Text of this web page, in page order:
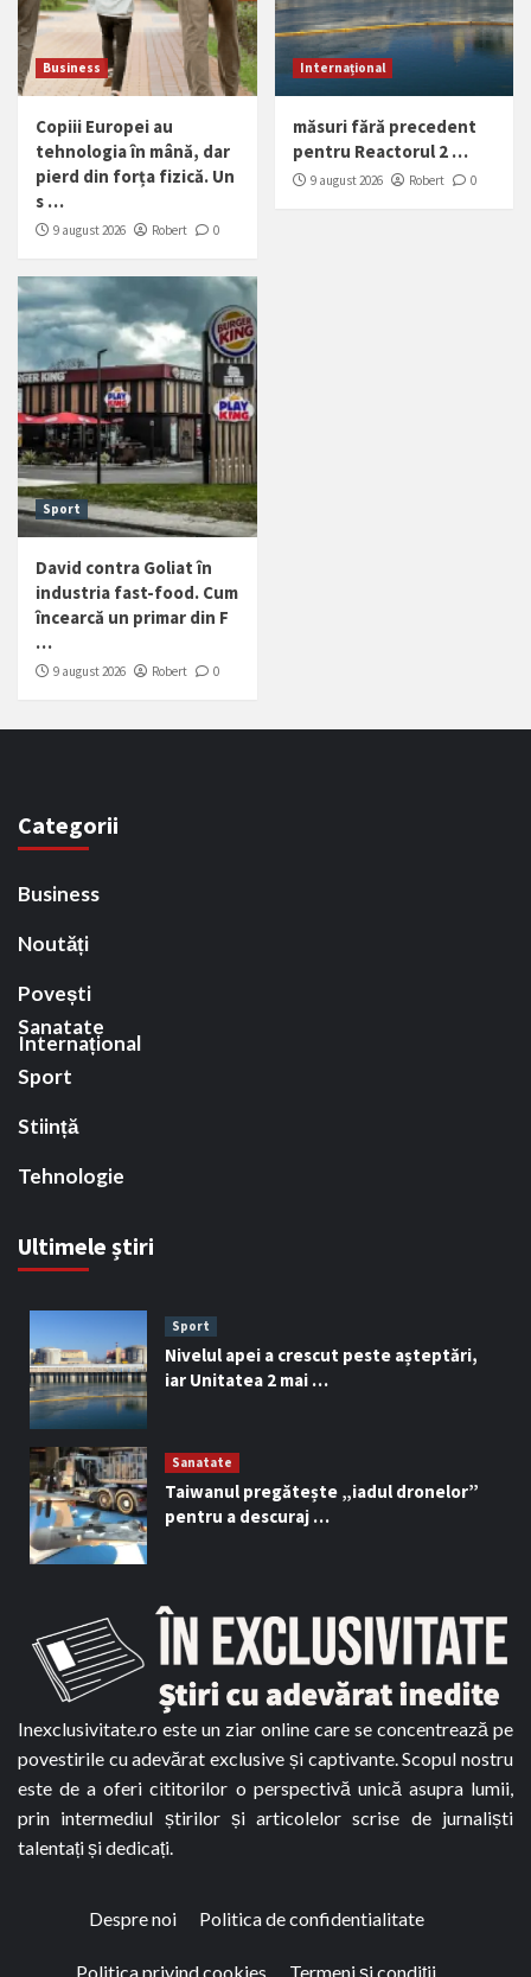
Business
Copiii Europei au
tehnologia în mână, dar
pierd din forța fizică. Un
s …
9 august 2026 Robert 0
Internațional
măsuri fără precedent
pentru Reactorul 2 …
9 august 2026 Robert 0
Sport
David contra Goliat în
industria fast-food. Cum
încearcă un primar din F
…
9 august 2026 Robert 0
Categorii
Business
Noutăți
Povești
Internațional
Sanatate
Sport
Stiință
Tehnologie
Ultimele știri
Sport
Nivelul apei a crescut peste așteptări,
iar Unitatea 2 mai …
Sanatate
Taiwanul pregătește „iadul dronelor”
pentru a descuraj …
Inexclusivitate.ro este un ziar online care se concentrează pe
povestirile cu adevărat exclusive și captivante. Scopul nostru
este de a oferi cititorilor o perspectivă unică asupra lumii,
prin intermediul știrilor și articolelor scrise de jurnaliști
talentați și dedicați.
Despre noi Politica de confidentialitate
Politica privind cookies Termeni și condiții